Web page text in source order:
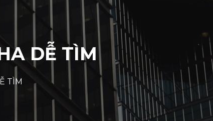
DỄ TÌM
TÌM